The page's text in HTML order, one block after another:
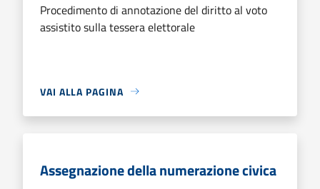
Procedimento di annotazione del diritto al voto
assistito sulla tessera elettorale
VAI ALLA PAGINA
Assegnazione della numerazione civica